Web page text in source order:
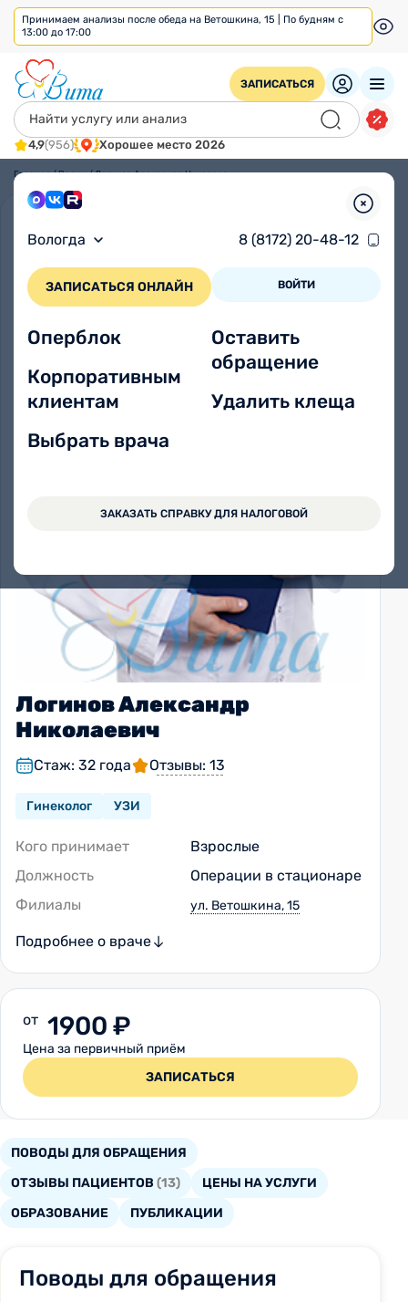
Принимаем анализы после обеда на Ветошкина, 15 | По будням с
13:00 до 17:00
ЗАПИСАТЬСЯ
4,9(956) Хорошее место 2026
Вологда 8 (8172) 20-48-12
ЗАПИСАТЬСЯ ОНЛАЙН ВОЙТИ
Оперблок
Корпоративным
клиентам
Выбрать врача
Оставить
обращение
Удалить клеща
ЗАКАЗАТЬ СПРАВКУ ДЛЯ НАЛОГОВОЙ
Главная/Врачи/Логинов Александр Николаевич
Логинов Александр
Николаевич
Стаж: 32 года Отзывы: 13
Гинеколог УЗИ
Кого принимает
Взрослые
Должность
Операции в стационаре
Филиалы
ул. Ветошкина, 15
Подробнее о враче
от 1900 ₽
Цена за первичный приём
ЗАПИСАТЬСЯ
ПОВОДЫ ДЛЯ ОБРАЩЕНИЯ
ОТЗЫВЫ ПАЦИЕНТОВ (13)
ЦЕНЫ НА УСЛУГИ
ОБРАЗОВАНИЕ
ПУБЛИКАЦИИ
Поводы для обращения